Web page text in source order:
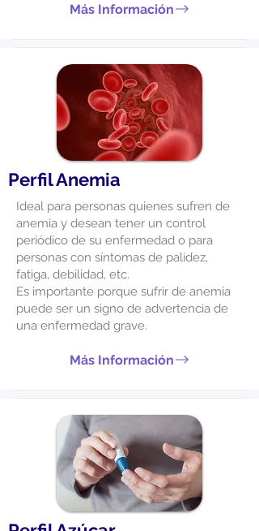
Más Información
Perfil Anemia
Ideal para personas quienes sufren de
anemia y desean tener un control
periódico de su enfermedad o para
personas con síntomas de palidez,
fatiga, debilidad, etc.
Es importante porque sufrir de anemia
puede ser un signo de advertencia de
una enfermedad grave.
Más Información